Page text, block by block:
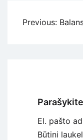
Navigacija
Previous:
El. pašto
Būtini